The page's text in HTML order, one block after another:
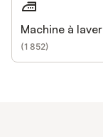
Machine à laver
(1 852)